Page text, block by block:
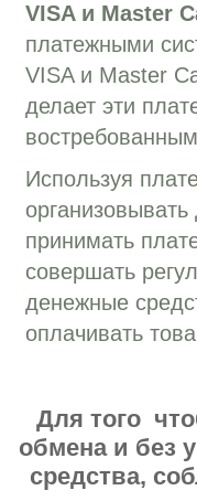
VISA и Master
платежными
VISA и Master
делает эти
Используя
принимать
совершать
денежные
оплачивать
Для того
обмена и без
средства,